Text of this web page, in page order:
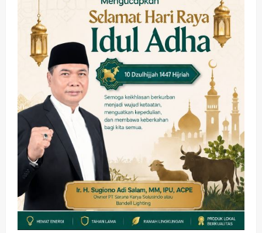
hingga Hibah
wartanusa 4 Agustus 2026
5
Keagamaan Pemerintahan
Hadir di Pengajian Qurrota A’yun,
Wabup Sidoarjo Minta Doa Jamaah
Agar Tetap Amanah Memimpin
wartanusa 4 Agustus 2026
1
Kesehatan Pembangunan
Pemerintahan
PANAS! Kalah Tender Proyek RSUD
Sibar Rp 9,9 M, Beranikah CV Tiga
Anugerah Utama Pertaruhkan
Jaminan Rp 100 Juta?
wartanusa 5 Agustus 2026
Olahraga
Adu Taktik di Atas Rumput Sintetis:
PWI dan Sapma PP Sidoarjo